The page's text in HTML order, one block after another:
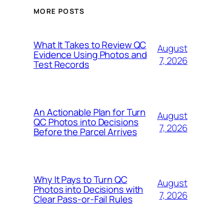
MORE POSTS
What It Takes to Review QC
Evidence Using Photos and
Test Records
August
7, 2026
An Actionable Plan for Turn
QC Photos into Decisions
Before the Parcel Arrives
August
7, 2026
Why It Pays to Turn QC
Photos into Decisions with
Clear Pass-or-Fail Rules
August
7, 2026